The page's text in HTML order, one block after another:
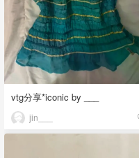
vtg分享*iconic by ___
jin___